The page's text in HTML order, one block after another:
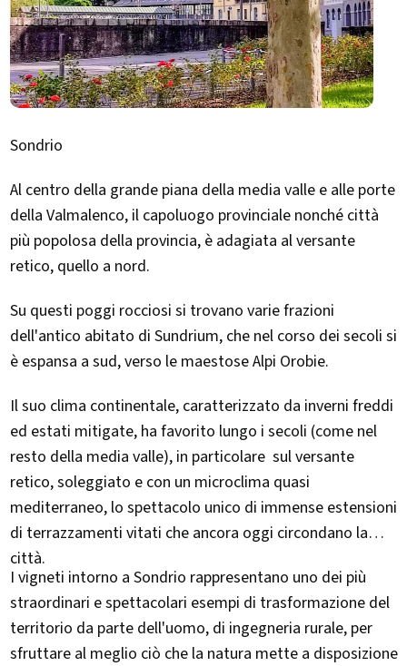
Sondrio
Al centro della grande piana della media valle e alle porte
della Valmalenco, il capoluogo provinciale nonché città
più popolosa della provincia, è adagiata al versante
retico, quello a nord.
Su questi poggi rocciosi si trovano varie frazioni
dell'antico abitato di Sundrium, che nel corso dei secoli si
è espansa a sud, verso le maestose Alpi Orobie.
Il suo clima continentale, caratterizzato da inverni freddi
ed estati mitigate, ha favorito lungo i secoli (come nel
resto della media valle), in particolare sul versante
retico, soleggiato e con un microclima quasi
mediterraneo, lo spettacolo unico di immense estensioni
di terrazzamenti vitati che ancora oggi circondano la
città.
I vigneti intorno a Sondrio rappresentano uno dei più
straordinari e spettacolari esempi di trasformazione del
territorio da parte dell'uomo, di ingegneria rurale, per
sfruttare al meglio ciò che la natura mette a disposizione